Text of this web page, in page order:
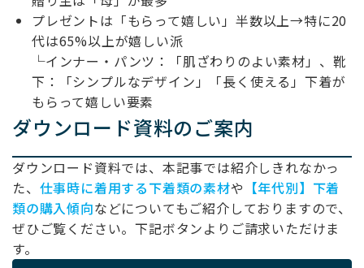
プレゼントは「もらって嬉しい」半数以上→特に20
代は65%以上が嬉しい派
└インナー・パンツ：「肌ざわりのよい素材」、靴
下：「シンプルなデザイン」「長く使える」下着が
もらって嬉しい要素
ダウンロード資料のご案内
ダウンロード資料では、本記事では紹介しきれなかっ
た、 仕事時に着用する下着類の素材や 【年代別】下着
類の購入傾向などについてもご紹介しておりますので、
ぜひご覧ください。下記ボタンよりご請求いただけま
す。